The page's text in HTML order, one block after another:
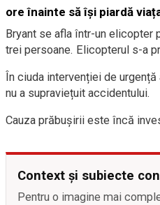
ore înainte să își piardă
Bryant se afla într-un elicopter
trei persoane. Elicopterul s-a
În ciuda intervenției de
nu a supraviețuit accidentului.
Cauza prăbușirii este încă
Context și subiecte
Pentru o imagine mai